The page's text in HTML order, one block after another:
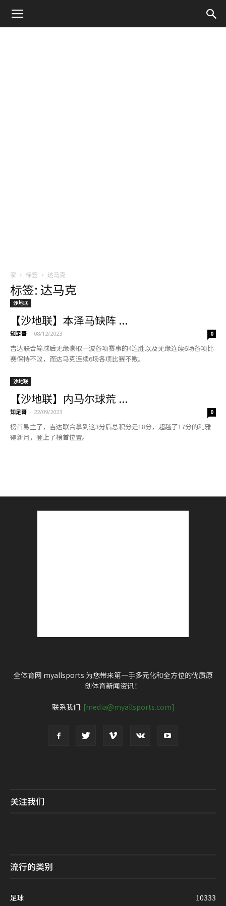
家 标签 达马克
标签: 达马克
沙地联
【沙地联】本泽马缺阵 ...
知足哥 - 08/12/2023 0
吉达联合输球后无缘豪取一波各项赛事的4连胜以及无缘连续6场各项比
赛保持不败，而达马克连续6场各项比赛不败。
沙地联
【沙地联】内马尔球荒 ...
知足哥 - 22/09/2023 0
榜首易主了，吉达联合拿到这3分后总积分是18分，超越了17分的利雅
得新月，登上了榜首位置。
全体育网 myallsports 为您带来第一手多元化和全方位的优质原
创体育新闻资讯！
联系我们: [media@myallsports.com]
关注我们
流行的类别
足球 10333